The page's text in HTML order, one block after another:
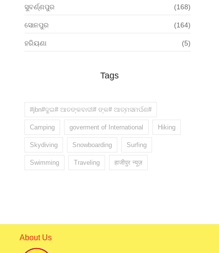
ସୁବର୍ଣ୍ଣପୁର (168)
ସୋନପୁର (164)
ହରିୟଣା (5)
Tags
#jbn#ଦୁଇ# ଆତଙ୍କବାଦୀ# ଙ୍କ# ଆତ୍ମସମର୍ପଣ#
Camping goverment of International Hiking
Skydiving Snowboarding Surfing
Swimming Traveling हाजीपुर न्यूज़
About Us